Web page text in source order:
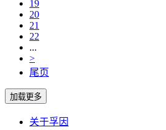
19
20
21
22
...
>
尾页
关于孚因